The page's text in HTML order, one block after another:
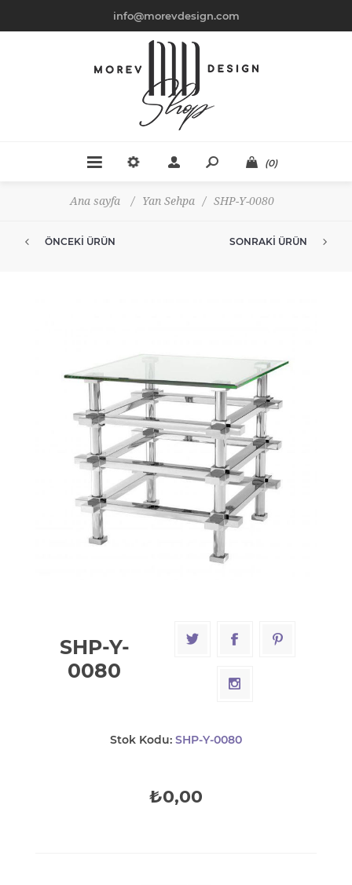
info@morevdesign.com
(0)
Ana sayfa / Yan Sehpa / SHP-Y-0080
ÖNCEKI ÜRÜN SONRAKI ÜRÜN
SHP-Y-
0080
Stok Kodu: SHP-Y-0080
₺0,00